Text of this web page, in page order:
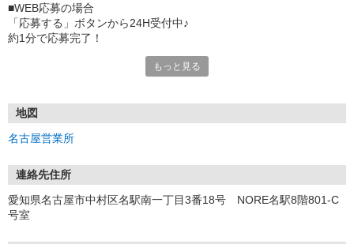
■WEB応募の場合
「応募する」ボタンから24H受付中♪
約1分で応募完了！
①応募から3営業日を目安に、メールorお電話でご連絡します。
★スマホでWEB面接（LINEなど）・出張面接・事務所面接と選べま
す
③面接実施（履歴書不要）
④勤務開始（スタート日は応相談）
もっと見る
地図
名古屋営業所
連絡先住所
愛知県名古屋市中村区名駅南一丁目3番18号 NORE名駅8階801-C
号室